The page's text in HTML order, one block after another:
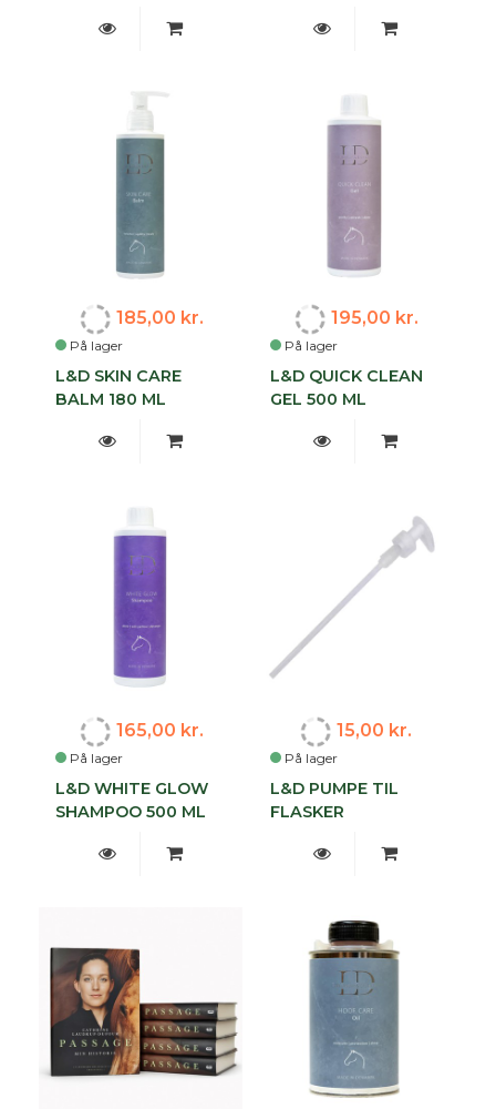
På lager
185,00 kr.
L&D SKIN CARE
BALM 180 ML
På lager
195,00 kr.
L&D QUICK CLEAN
GEL 500 ML
På lager
165,00 kr.
L&D WHITE GLOW
SHAMPOO 500 ML
På lager
15,00 kr.
L&D PUMPE TIL
FLASKER